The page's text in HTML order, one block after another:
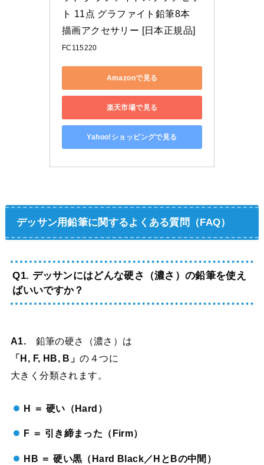
ト 11点 グラファイト鉛筆8本
描画アクセサリー [日本正規品]
FC115220
Amazonで見る
楽天市場で見る
Yahoo!ショッピングで見る
デッサン用鉛筆に関するよくある質問（FAQ）
Q1. デッサンにはどんな硬さ（濃さ）の鉛筆を使え
ばいいですか？
A1.
鉛筆の硬さ（濃さ）は
「H, F, HB, B」の４つに
大きく分類されます。
H ＝ 硬い（Hard）
F ＝ 引き締まった（Firm）
HB ＝ 硬い黒（Hard Black／HとBの中間）